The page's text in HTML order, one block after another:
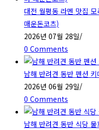
대전 월평동 라멘 맛집 모
매운돈코츠)
2026년 07월 28일/
0 Comments
남해 반려견 동반 펜션
2026년 06월 29일/
0 Comments
남해 반려견 동반 식당